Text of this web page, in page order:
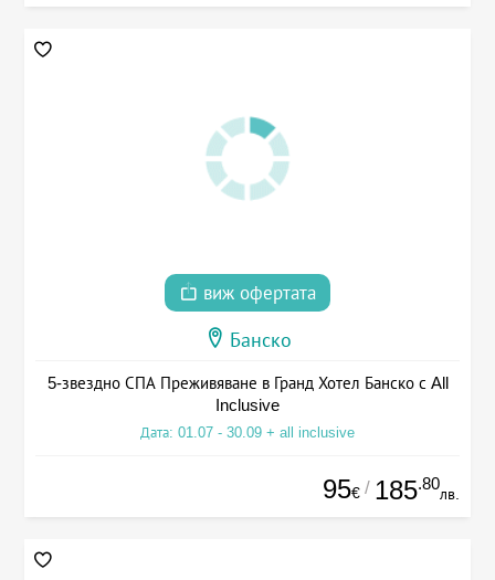
виж офертата
Банско
5-звездно СПА Преживяване в Гранд Хотел Банско с All
Inclusive
Дата: 01.07 - 30.09 + all inclusive
95€ / 185.80
лв.